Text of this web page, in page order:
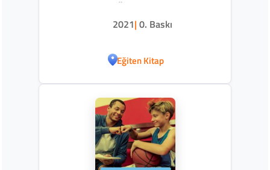
Örnekleri
2021| 0. Baskı
Eğiten Kitap